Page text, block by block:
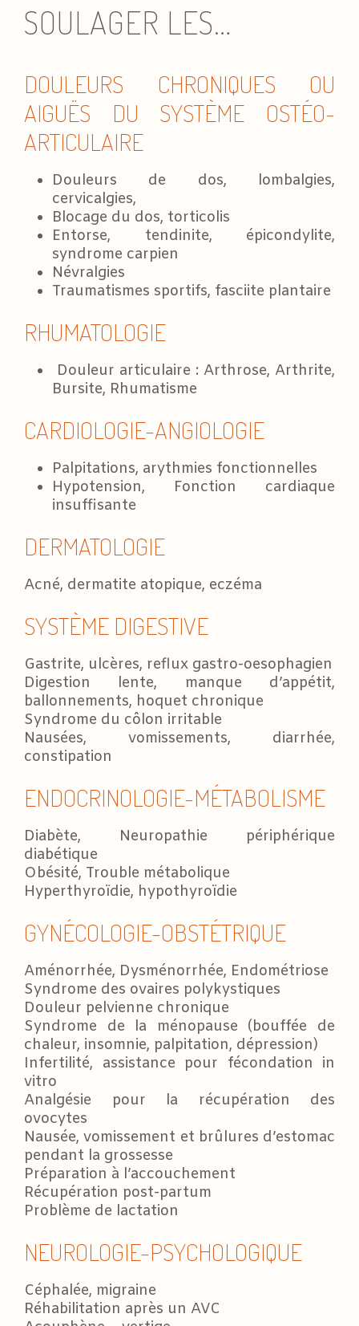
SOULAGER LES…
DOULEURS CHRONIQUES OU
AIGUËS DU SYSTÈME OSTÉO-
ARTICULAIRE
Douleurs de dos, lombalgies,
cervicalgies,
Blocage du dos, torticolis
Entorse, tendinite, épicondylite,
syndrome carpien
Névralgies
Traumatismes sportifs, fasciite plantaire
RHUMATOLOGIE
Douleur articulaire : Arthrose, Arthrite,
Bursite, Rhumatisme
CARDIOLOGIE-ANGIOLOGIE
Palpitations, arythmies fonctionnelles
Hypotension, Fonction cardiaque
insuffisante
DERMATOLOGIE
Acné, dermatite atopique, eczéma
SYSTÈME DIGESTIVE
Gastrite, ulcères, reflux gastro-oesophagien
Digestion lente, manque d’appétit,
ballonnements, hoquet chronique
Syndrome du côlon irritable
Nausées, vomissements, diarrhée,
constipation
ENDOCRINOLOGIE-MÉTABOLISME
Diabète, Neuropathie périphérique
diabétique
Obésité, Trouble métabolique
Hyperthyroïdie, hypothyroïdie
GYNÉCOLOGIE-OBSTÉTRIQUE
Aménorrhée, Dysménorrhée, Endométriose
Syndrome des ovaires polykystiques
Douleur pelvienne chronique
Syndrome de la ménopause (bouffée de
chaleur, insomnie, palpitation, dépression)
Infertilité, assistance pour fécondation in
vitro
Analgésie pour la récupération des
ovocytes
Nausée, vomissement et brûlures d’estomac
pendant la grossesse
Préparation à l’accouchement
Récupération post-partum
Problème de lactation
NEUROLOGIE-PSYCHOLOGIQUE
Céphalée, migraine
Réhabilitation après un AVC